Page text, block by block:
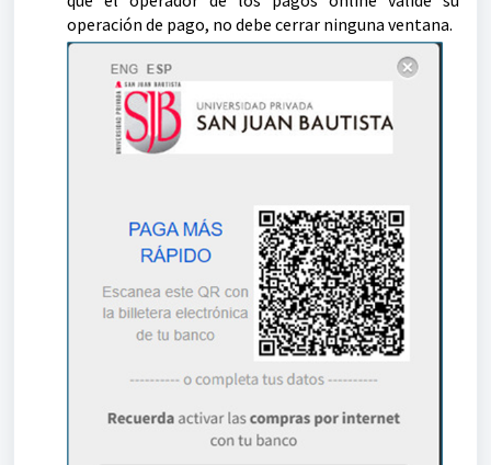
operación de pago, no debe cerrar ninguna ventana.